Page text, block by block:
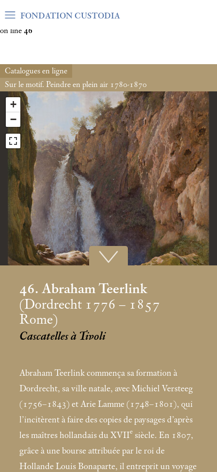
Warning: Undefined array key "var_mode" in
on line 46
FONDATION CUSTODIA
Catalogues en ligne
Sur le motif. Peindre en plein air 1780-1870
+
−
46. Abraham Teerlink
(Dordrecht 1776 – 1857
Rome)
Cascatelles à Tivoli
Abraham Teerlink commença sa formation à
Dordrecht, sa ville natale, avec Michiel Versteeg
(1756–1843) et Arie Lamme (1748–1801), qui
l’incitèrent à faire des copies de paysages d’après
les maîtres hollandais du XVIIe siècle. En 1807,
grâce à une bourse attribuée par le roi de
Hollande Louis Bonaparte, il entreprit un voyage